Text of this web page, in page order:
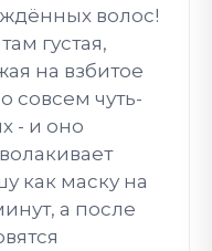
волос!
густая,
на взбитое
совсем чуть-
- и оно
как маску на
а после